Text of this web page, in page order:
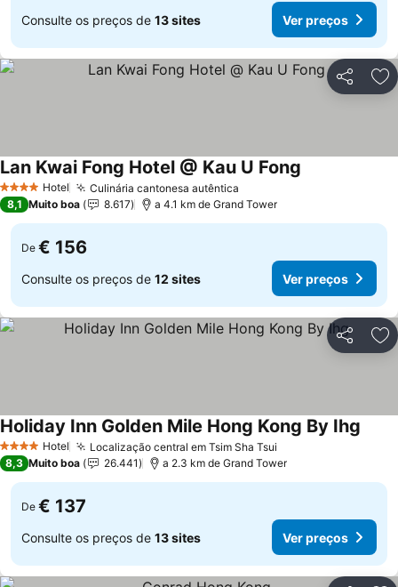
Consulte os preços de 13 sites Ver preços
Partilhar
4 EstrelasHotel Culinária cantonesa autêntica
Lan Kwai Fong Hotel @ Kau U Fong
8,1 Muito boa 8.617 a 4.1 km de Grand Tower
De € 156
Consulte os preços de 12 sites Ver preços
Partilhar
4 EstrelasHotel Localização central em Tsim Sha Tsui
Holiday Inn Golden Mile Hong Kong By Ihg
8,3 Muito boa 26.441 a 2.3 km de Grand Tower
De € 137
Consulte os preços de 13 sites Ver preços